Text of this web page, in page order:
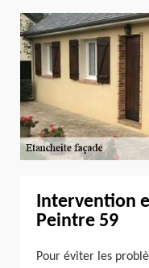
Intervention
Peintre 59
Pour éviter les